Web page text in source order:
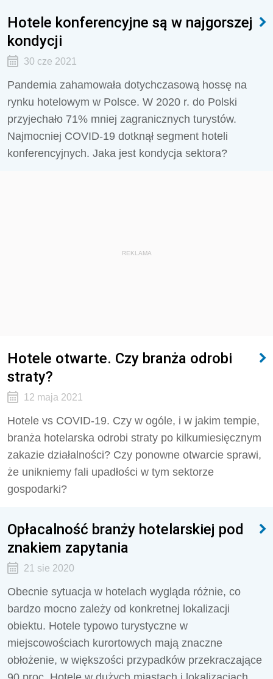
Hotele konferencyjne są w najgorszej
kondycji
30 cze 2021
Pandemia zahamowała dotychczasową hossę na
rynku hotelowym w Polsce. W 2020 r. do Polski
przyjechało 71% mniej zagranicznych turystów.
Najmocniej COVID-19 dotknął segment hoteli
konferencyjnych. Jaka jest kondycja sektora?
REKLAMA
Hotele otwarte. Czy branża odrobi
straty?
12 maja 2021
Hotele vs COVID-19. Czy w ogóle, i w jakim tempie,
branża hotelarska odrobi straty po kilkumiesięcznym
zakazie działalności? Czy ponowne otwarcie sprawi,
że unikniemy fali upadłości w tym sektorze
gospodarki?
Opłacalność branży hotelarskiej pod
znakiem zapytania
21 sie 2020
Obecnie sytuacja w hotelach wygląda różnie, co
bardzo mocno zależy od konkretnej lokalizacji
obiektu. Hotele typowo turystyczne w
miejscowościach kurortowych mają znaczne
obłożenie, w większości przypadków przekraczające